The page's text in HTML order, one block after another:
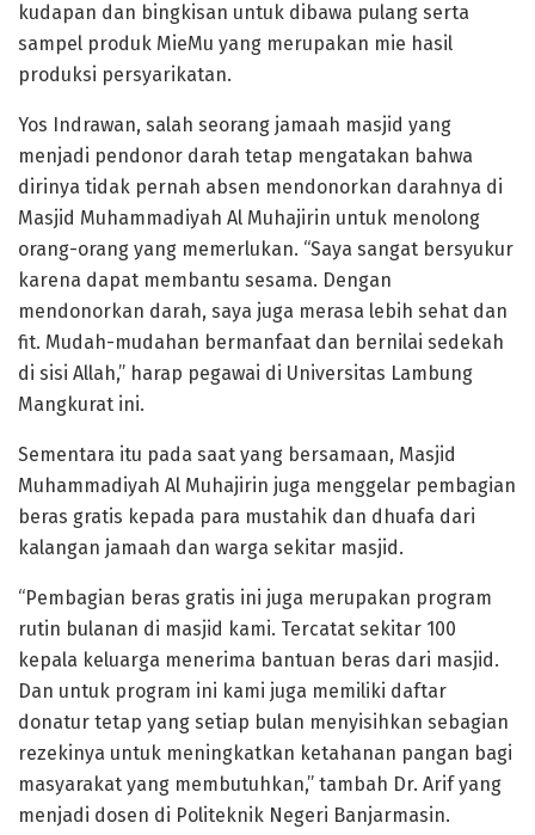
kudapan dan bingkisan untuk dibawa pulang serta
sampel produk MieMu yang merupakan mie hasil
produksi persyarikatan.
Yos Indrawan, salah seorang jamaah masjid yang
menjadi pendonor darah tetap mengatakan bahwa
dirinya tidak pernah absen mendonorkan darahnya di
Masjid Muhammadiyah Al Muhajirin untuk menolong
orang-orang yang memerlukan. “Saya sangat bersyukur
karena dapat membantu sesama. Dengan
mendonorkan darah, saya juga merasa lebih sehat dan
fit. Mudah-mudahan bermanfaat dan bernilai sedekah
di sisi Allah,” harap pegawai di Universitas Lambung
Mangkurat ini.
Sementara itu pada saat yang bersamaan, Masjid
Muhammadiyah Al Muhajirin juga menggelar pembagian
beras gratis kepada para mustahik dan dhuafa dari
kalangan jamaah dan warga sekitar masjid.
“Pembagian beras gratis ini juga merupakan program
rutin bulanan di masjid kami. Tercatat sekitar 100
kepala keluarga menerima bantuan beras dari masjid.
Dan untuk program ini kami juga memiliki daftar
donatur tetap yang setiap bulan menyisihkan sebagian
rezekinya untuk meningkatkan ketahanan pangan bagi
masyarakat yang membutuhkan,” tambah Dr. Arif yang
menjadi dosen di Politeknik Negeri Banjarmasin.